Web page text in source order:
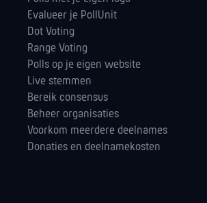
Evalueer je PollUnit
Dot Voting
Range Voting
Polls op je eigen website
Live stemmen
Bereik consensus
Beheer organisaties
Voorkom meerdere deelnames
Donaties en deelnamekosten